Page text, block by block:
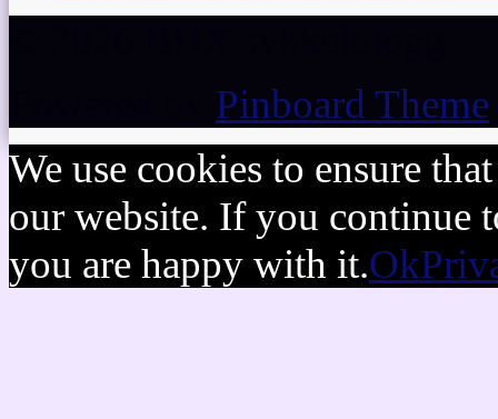
Pinboard Theme
We use cookies to ensure
our website. If you continue
you are happy with it.Ok